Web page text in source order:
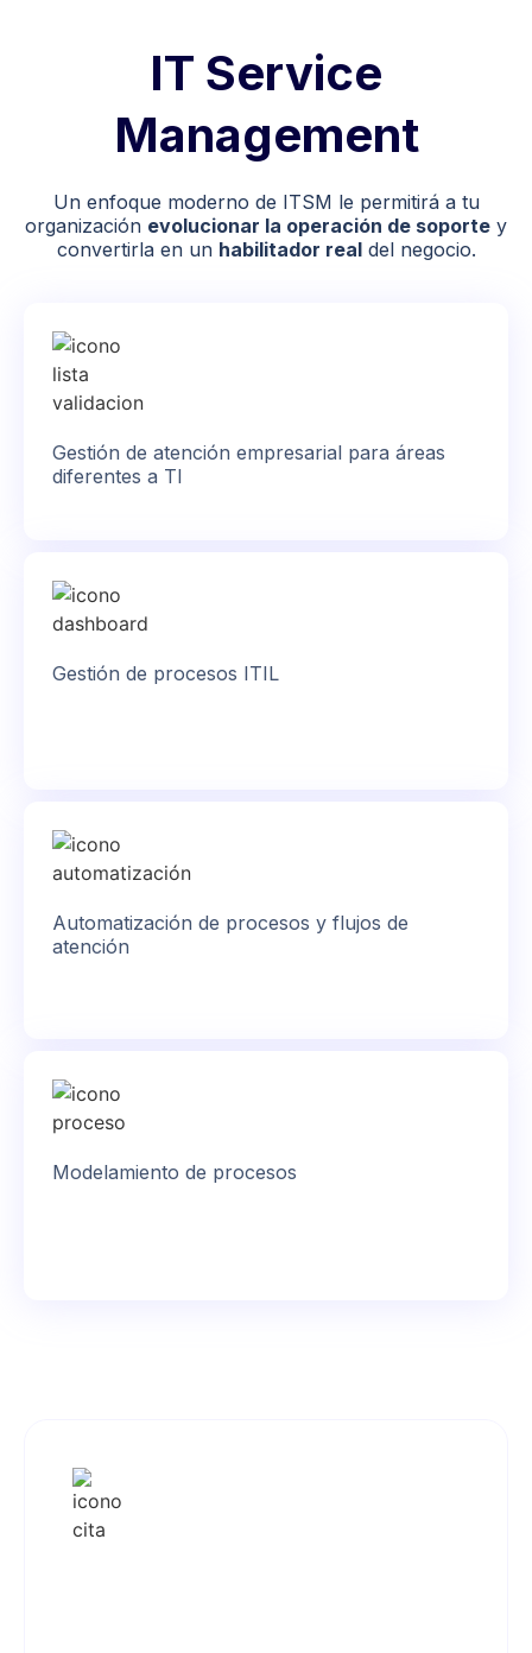
IT Service
Management
Un enfoque moderno de ITSM le permitirá a tu
organización evolucionar la operación de soporte y
convertirla en un habilitador realdel negocio.
Gestión de atención empresarial para áreas
diferentes a TI
Gestión de procesos ITIL
Automatización de procesos y flujos de
atención
Modelamiento de procesos